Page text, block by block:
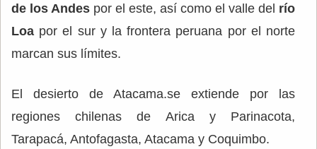
de los Andes por el este, así como el valle del río
Loa por el sur y la frontera peruana por el norte
marcan sus límites.
El desierto de Atacama.se extiende por las
regiones chilenas de Arica y Parinacota,
Tarapacá, Antofagasta, Atacama y Coquimbo.